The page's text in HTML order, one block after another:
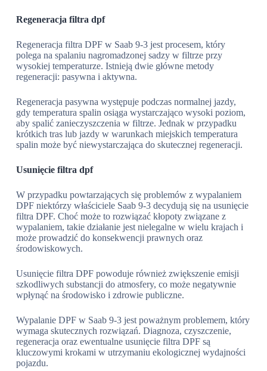
Regeneracja filtra dpf
Regeneracja filtra DPF w Saab 9-3 jest procesem, który
polega na spalaniu nagromadzonej sadzy w filtrze przy
wysokiej temperaturze. Istnieją dwie główne metody
regeneracji: pasywna i aktywna.
Regeneracja pasywna występuje podczas normalnej jazdy,
gdy temperatura spalin osiąga wystarczająco wysoki poziom,
aby spalić zanieczyszczenia w filtrze. Jednak w przypadku
krótkich tras lub jazdy w warunkach miejskich temperatura
spalin może być niewystarczająca do skutecznej regeneracji.
Usunięcie filtra dpf
W przypadku powtarzających się problemów z wypalaniem
DPF niektórzy właściciele Saab 9-3 decydują się na usunięcie
filtra DPF. Choć może to rozwiązać kłopoty związane z
wypalaniem, takie działanie jest nielegalne w wielu krajach i
może prowadzić do konsekwencji prawnych oraz
środowiskowych.
Usunięcie filtra DPF powoduje również zwiększenie emisji
szkodliwych substancji do atmosfery, co może negatywnie
wpłynąć na środowisko i zdrowie publiczne.
Wypalanie DPF w Saab 9-3 jest poważnym problemem, który
wymaga skutecznych rozwiązań. Diagnoza, czyszczenie,
regeneracja oraz ewentualne usunięcie filtra DPF są
kluczowymi krokami w utrzymaniu ekologicznej wydajności
pojazdu.